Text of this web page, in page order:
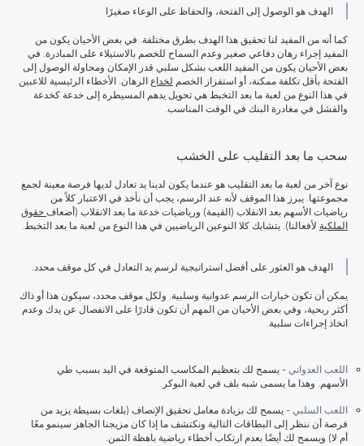
الهدف هو الوصول إلى الفتحة، والحفاظ على الوعاء صغيرًا
كما أنه من المفيد لنا تحقيق هذا الهدف بطرق مختلفة. في بعض الأحيان يكون من
المفيد إجراء رهان دفاعي صغير وعدم السماح للخصم بالاستيلاء على المبادرة. في
بعض الأحيان يكون من المفيد اللعب بشكل سلبي قدر الإمكان ومحاولة الوصول إلى
الفتحة بأقل تكلفة ممكنة، أو استفزاز الخصم لخداع الرهان. الأخطاء الرئيسية للاعبين
في هذا النوع من لعبة ما بعد التخبط هي تحويل يدهم المسيطرة إلى خدعة كخدعة
والفشل في مغادرة البنك في الوقت المناسب.
سحب ما بعد التقليب على الخشب
نوع آخر من لعبة ما بعد التقليب هو عندما يكون لدينا يد تعادل لديها فرصة معينة لجمع
مجموعتها. يبرز هذا الموقف لأنه عند الرسم، يجب أن نأخذ في الاعتبار كلاً من
رياضيات الأسهم بعد الانقلاب (القيمة) ورياضيات خدعة ما بعد الانقلاب (أضعاف حقوق
الملكية لأفعالنا). يتشابك كلا النوعين الرياضيين في هذا النوع من لعبة ما بعد التخبط.
الهدف هو العثور على أفضل استراتيجية لرسم يد التعادل في كل موقف محدد.
يمكن أن تكون خيارات الرسم عدوانية وسلبية. ولكل موقف محدد، سيكون هذا أو ذاك
أكثر ربحية، وفي بعض الأحيان من المهم أن تكون قادرًا على الانفصال عن يدك وعدم
اتخاذ إجراءات سلبية.
اللعب العدواني - يسمح لك بتعظيم المكاسب المتوقعة في اليد بسبب طي
الأسهم. وهذا ما يسمى شبه بلف في لعبة البوكر.
اللعب السلبي - يسمح لك بزيادة معامل تحقيق الإنصاف (بلغات بسيطة يزيد من
فرصة أن ننظر إلى البطاقات التالية ونكتشف ما إذا كان مزيجنا الجاهز سينمو معًا
أم لا) ويسمح لك أيضًا بعدم ارتكاب أخطاء رياضية باهظة الثمن.